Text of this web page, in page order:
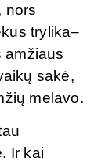
nors
trylika–
amžiaus
sakė,
melavo.
Ir kai